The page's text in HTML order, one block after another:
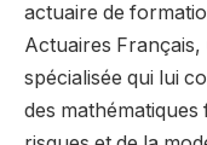
actuaire de
Actuaires
spécialisée qui lui
des mathématiques